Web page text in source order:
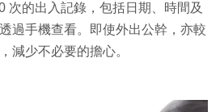
次的出入記錄，包括日期、時間及
過手機查看。即使外出公幹，亦較
減少不必要的擔心。